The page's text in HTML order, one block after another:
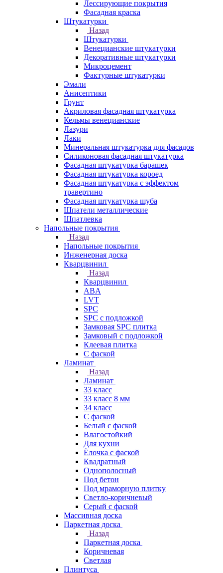
Лессирующие покрытия
Фасадная краска
Штукатурки
Назад
Штукатурки
Венецианские штукатурки
Декоративные штукатурки
Микроцемент
Фактурные штукатурки
Эмали
Анисептики
Грунт
Акриловая фасадная штукатурка
Кельмы венецианские
Лазури
Лаки
Минеральная штукатурка для фасадов
Силиконовая фасадная штукатурка
Фасадная штукатурка барашек
Фасадная штукатурка короед
Фасадная штукатурка с эффектом
травертино
Фасадная штукатурка шуба
Шпатели металлические
Шпатлевка
Напольные покрытия
Назад
Напольные покрытия
Инженерная доска
Кварцвинил
Назад
Кварцвинил
ABA
LVT
SPC
SPC с подложкой
Замковая SPC плитка
Замковый с подложкой
Клеевая плитка
С фаской
Ламинат
Назад
Ламинат
33 класс
33 класс 8 мм
34 класс
C фаской
Белый с фаской
Влагостойкий
Для кухни
Ёлочка с фаской
Квадратный
Однополосный
Под бетон
Под мраморную плитку
Светло-коричневый
Серый с фаской
Массивная доска
Паркетная доска
Назад
Паркетная доска
Коричневая
Светлая
Плинтуса